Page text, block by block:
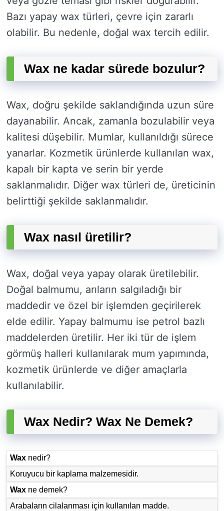
Bazı yapay wax türleri, çevre için zararlı
olabilir. Bu nedenle, doğal wax tercih edilir.
Wax ne kadar sürede bozulur?
Wax, doğru şekilde saklandığında uzun süre
dayanabilir. Ancak, zamanla bozulabilir veya
kalitesi düşebilir. Mumlar, kullanıldığı sürece
yanarlar. Kozmetik ürünlerde kullanılan wax,
kapalı bir kapta ve serin bir yerde
saklanmalıdır. Diğer wax türleri de, üreticinin
belirttiği şekilde saklanmalıdır.
Wax nasıl üretilir?
Wax, doğal veya yapay olarak üretilebilir.
Doğal balmumu, arıların salgıladığı bir
maddedir ve özel bir işlemden geçirilerek
elde edilir. Yapay balmumu ise petrol bazlı
maddelerden üretilir. Her iki tür de işlem
görmüş halleri kullanılarak mum yapımında,
kozmetik ürünlerde ve diğer amaçlarla
kullanılabilir.
Wax Nedir? Wax Ne Demek?
Wax nedir?
Koruyucu bir kaplama malzemesidir.
Wax ne demek?
Arabaların cilalanması için kullanılan madde.